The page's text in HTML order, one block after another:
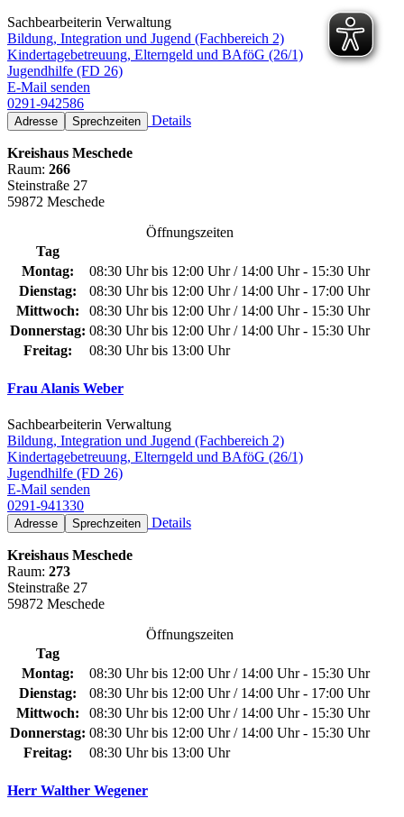
Sachbearbeiterin Verwaltung
Bildung, Integration und Jugend (Fachbereich 2)
Kindertagebetreuung, Elterngeld und BAföG (26/1)
Jugendhilfe (FD 26)
E-Mail senden
0291-942586
Adresse Sprechzeiten Details
Kreishaus Meschede
Raum: 266
Steinstraße 27
59872 Meschede
Öffnungszeiten
Tag
Montag:
08:30 Uhr bis 12:00 Uhr / 14:00 Uhr - 15:30 Uhr
Dienstag:
08:30 Uhr bis 12:00 Uhr / 14:00 Uhr - 17:00 Uhr
Mittwoch:
08:30 Uhr bis 12:00 Uhr / 14:00 Uhr - 15:30 Uhr
Donnerstag: 08:30 Uhr bis 12:00 Uhr / 14:00 Uhr - 15:30 Uhr
Freitag:
08:30 Uhr bis 13:00 Uhr
Frau Alanis Weber
Sachbearbeiterin Verwaltung
Bildung, Integration und Jugend (Fachbereich 2)
Kindertagebetreuung, Elterngeld und BAföG (26/1)
Jugendhilfe (FD 26)
E-Mail senden
0291-941330
Adresse Sprechzeiten Details
Kreishaus Meschede
Raum: 273
Steinstraße 27
59872 Meschede
Öffnungszeiten
Tag
Montag:
08:30 Uhr bis 12:00 Uhr / 14:00 Uhr - 15:30 Uhr
Dienstag:
08:30 Uhr bis 12:00 Uhr / 14:00 Uhr - 17:00 Uhr
Mittwoch:
08:30 Uhr bis 12:00 Uhr / 14:00 Uhr - 15:30 Uhr
Donnerstag: 08:30 Uhr bis 12:00 Uhr / 14:00 Uhr - 15:30 Uhr
Freitag:
08:30 Uhr bis 13:00 Uhr
Herr Walther Wegener